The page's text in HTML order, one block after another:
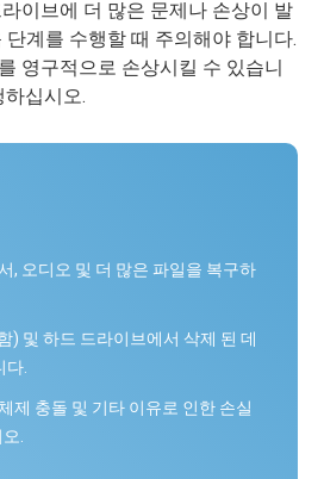
이브에 더 많은 문제나 손상이 발
계를 수행할 때 주의해야 합니다.
영구적으로 손상시킬 수 있습니
십시오.
, 오디오 및 더 많은 파일을 복구하
) 및 하드 드라이브에서 삭제 된 데
다.
제 충돌 및 기타 이유로 인한 손실
.